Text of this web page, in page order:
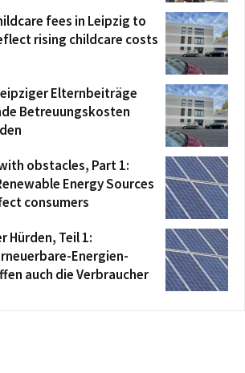
fees in Leipzig to
rising childcare costs
Elternbeiträge
Betreuungskosten
obstacles, Part 1:
Energy Sources
consumers
Hürden, Teil 1:
Energien-
auch die Verbraucher